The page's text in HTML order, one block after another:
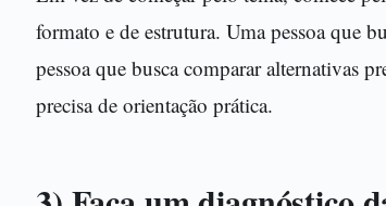
formato e de estrutura. Uma pessoa que
pessoa que busca comparar alternativas
precisa de orientação prática.